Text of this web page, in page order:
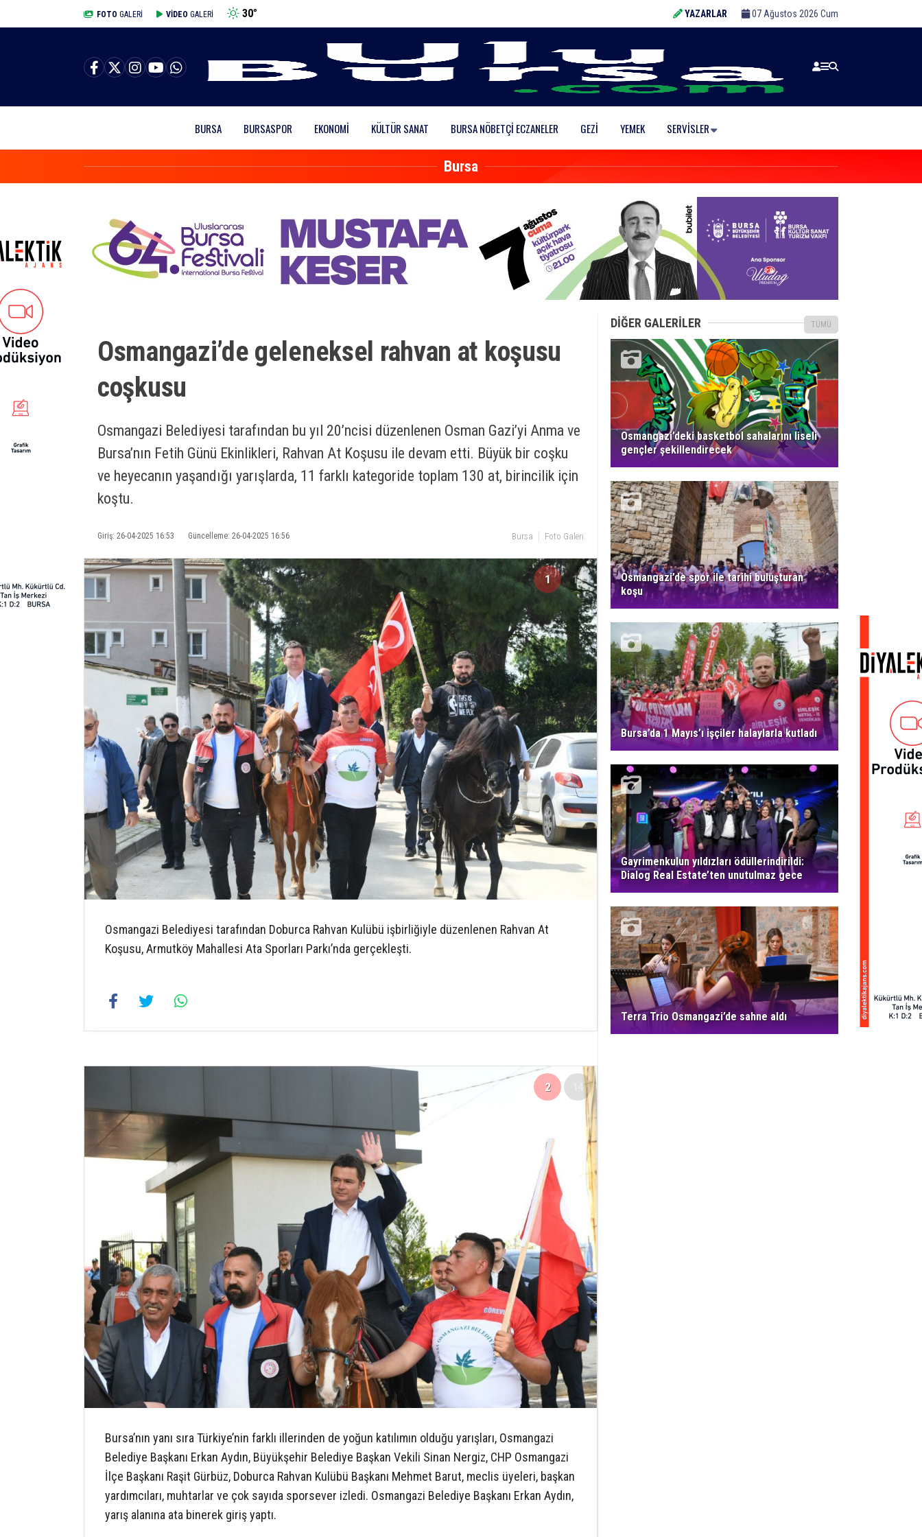
FOTO GALERİ VİDEO GALERİ 30° YAZARLAR 07 Ağustos 2026 Cum
BURSA BURSASPOR EKONOMI KÜLTÜR SANAT BURSA NÖBETÇI ECZANELER GEZI YEMEK SERVISLER
Bursa
Osmangazi’de geleneksel rahvan at koşusu
coşkusu
Osmangazi Belediyesi tarafından bu yıl 20’ncisi düzenlenen Osman Gazi’yi Anma ve
Bursa’nın Fetih Günü Ekinlikleri, Rahvan At Koşusu ile devam etti. Büyük bir coşku
ve heyecanın yaşandığı yarışlarda, 11 farklı kategoride toplam 130 at, birincilik için
koştu.
Giriş: 26-04-2025 16:53 Güncelleme: 26-04-2025 16:56 Bursa Foto Galeri
1 14
Osmangazi Belediyesi tarafından Doburca Rahvan Kulübü işbirliğiyle düzenlenen Rahvan At
Koşusu, Armutköy Mahallesi Ata Sporları Parkı’nda gerçekleşti.
2
Bursa’nın yanı sıra Türkiye’nin farklı illerinden de yoğun katılımın olduğu yarışları, Osmangazi
Belediye Başkanı Erkan Aydın, Büyükşehir Belediye Başkan Vekili Sinan Nergiz, CHP Osmangazi
İlçe Başkanı Raşit Gürbüz, Doburca Rahvan Kulübü Başkanı Mehmet Barut, meclis üyeleri, başkan
yardımcıları, muhtarlar ve çok sayıda sporsever izledi. Osmangazi Belediye Başkanı Erkan Aydın,
yarış alanına ata binerek giriş yaptı.
DİĞER GALERİLER TÜMÜ
Osmangazi’deki basketbol sahalarını liseli
gençler şekillendirecek
Osmangazi’de spor ile tarihi buluşturan
koşu
Bursa’da 1 Mayıs’ı işçiler halaylarla kutladı
Gayrimenkulun yıldızları ödüllerindirildi:
Dialog Real Estate’ten unutulmaz gece
Terra Trio Osmangazi’de sahne aldı